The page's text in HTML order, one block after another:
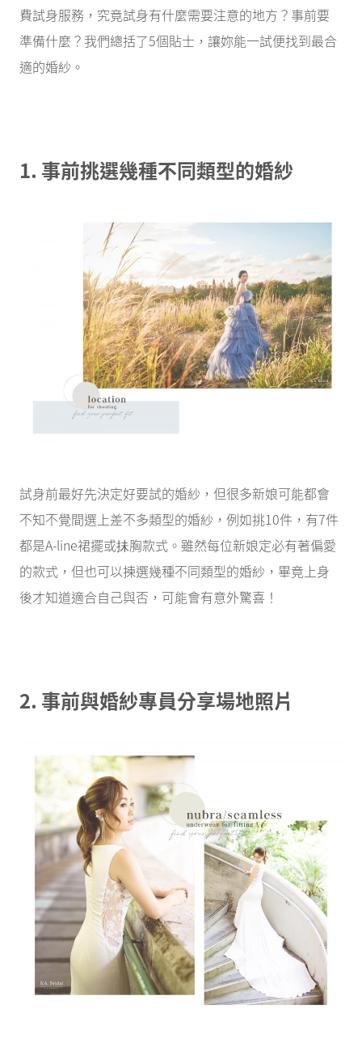
費試身服務，究竟試身有什麼需要注意的地方？事前要
準備什麼？我們總括了5個貼士，讓妳能一試便找到最合
適的婚紗。
1. 事前挑選幾種不同類型的婚紗
試身前最好先決定好要試的婚紗，但很多新娘可能都會
不知不覺間選上差不多類型的婚紗，例如挑10件，有7件
都是A-line裙擺或抺胸款式。雖然每位新娘定必有著偏愛
的款式，但也可以揀選幾種不同類型的婚紗，畢竟上身
後才知道適合自己與否，可能會有意外驚喜！
2. 事前與婚紗專員分享場地照片